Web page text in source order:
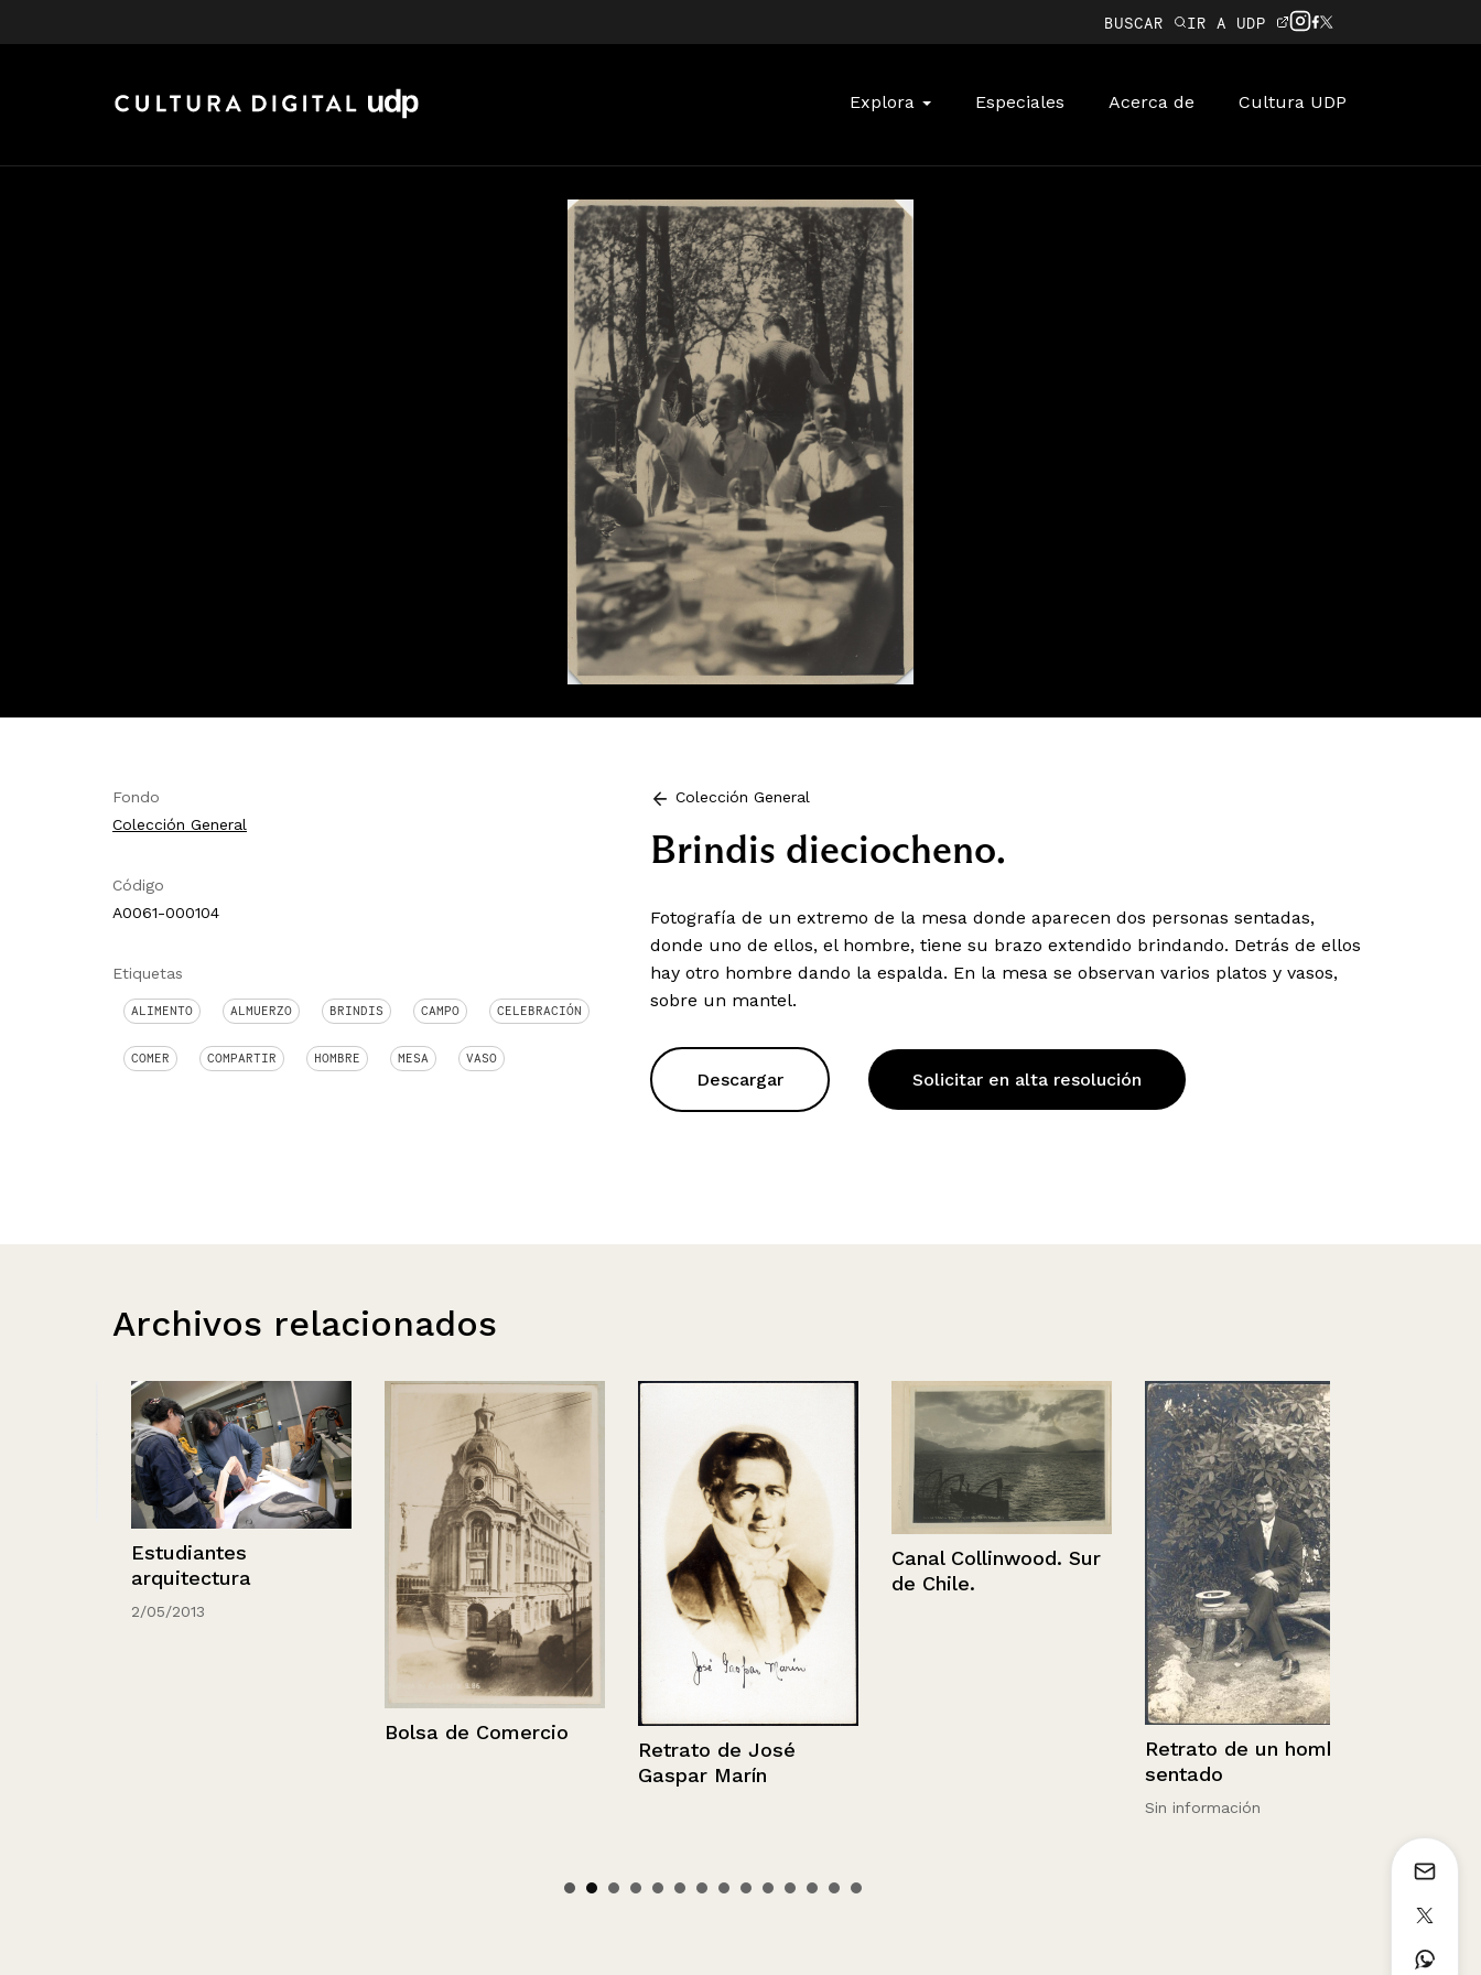
BUSCAR IR A UDP
Explora Especiales Acerca de Cultura UDP
Fondo
Colección General
Código
A0061-000104
Etiquetas
ALIMENTO ALMUERZO BRINDIS CAMPO CELEBRACIÓN
COMER COMPARTIR HOMBRE MESA VASO
Colección General
Brindis dieciocheno.
Fotografía de un extremo de la mesa donde aparecen dos personas sentadas,
donde uno de ellos, el hombre, tiene su brazo extendido brindando. Detrás de ellos
hay otro hombre dando la espalda. En la mesa se observan varios platos y vasos,
sobre un mantel.
Descargar Solicitar en alta resolución
Archivos relacionados
Estudiantes
arquitectura
2/05/2013
Bolsa de Comercio
Retrato de José
Gaspar Marín
Canal Collinwood. Sur
de Chile.
Retrato de un hombre
sentado
Sin información